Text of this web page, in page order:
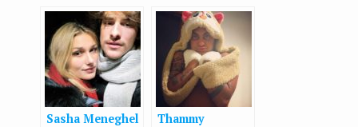
Sasha Meneghel
Thammy